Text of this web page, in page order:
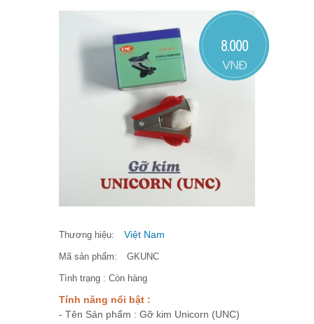
8.000
VNĐ
Thương hiệu: Việt Nam
Mã sản phẩm: GKUNC
Tình trạng : Còn hàng
Tính năng nổi bật :
- Tên Sản phẩm : Gỡ kim Unicorn (UNC)